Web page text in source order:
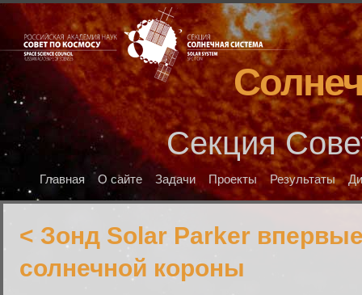
Секция
Главная О сайте Задачи Проекты Результаты
< Зонд Solar Parker
солнечной короны